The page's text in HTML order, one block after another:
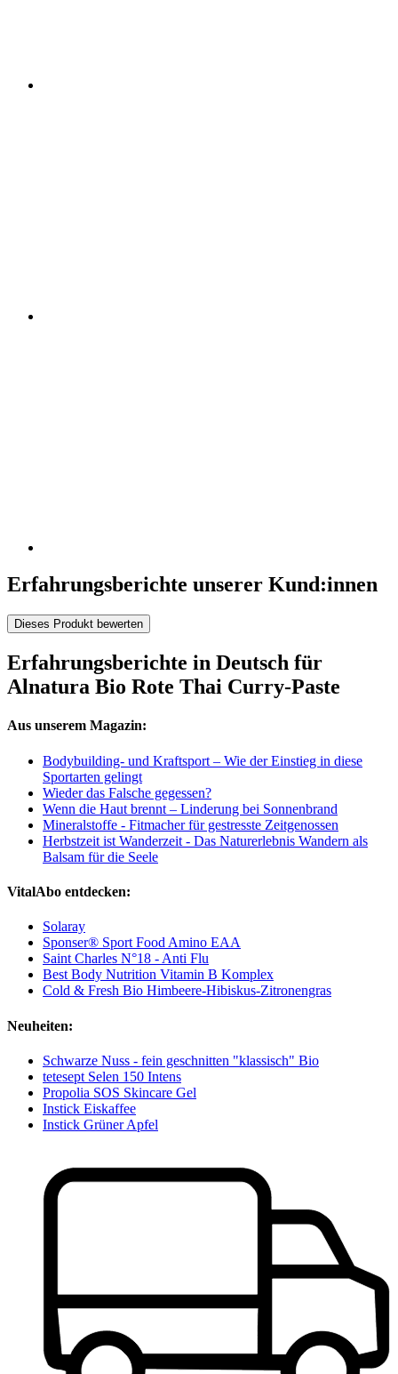
Erfahrungsberichte unserer Kund:innen
Dieses Produkt bewerten
Erfahrungsberichte in Deutsch für
Alnatura Bio Rote Thai Curry-Paste
Aus unserem Magazin:
Bodybuilding- und Kraftsport – Wie der Einstieg in diese
Sportarten gelingt
Wieder das Falsche gegessen?
Wenn die Haut brennt – Linderung bei Sonnenbrand
Mineralstoffe - Fitmacher für gestresste Zeitgenossen
Herbstzeit ist Wanderzeit - Das Naturerlebnis Wandern als
Balsam für die Seele
VitalAbo entdecken:
Solaray
Sponser® Sport Food Amino EAA
Saint Charles N°18 - Anti Flu
Best Body Nutrition Vitamin B Komplex
Cold & Fresh Bio Himbeere-Hibiskus-Zitronengras
Neuheiten:
Schwarze Nuss - fein geschnitten "klassisch" Bio
tetesept Selen 150 Intens
Propolia SOS Skincare Gel
Instick Eiskaffee
Instick Grüner Apfel